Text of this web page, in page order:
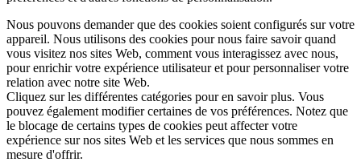
Nous pouvons demander que des cookies soient configurés sur votre
appareil. Nous utilisons des cookies pour nous faire savoir quand
vous visitez nos sites Web, comment vous interagissez avec nous,
pour enrichir votre expérience utilisateur et pour personnaliser votre
relation avec notre site Web.
Cliquez sur les différentes catégories pour en savoir plus. Vous
pouvez également modifier certaines de vos préférences. Notez que
le blocage de certains types de cookies peut affecter votre
expérience sur nos sites Web et les services que nous sommes en
mesure d'offrir.